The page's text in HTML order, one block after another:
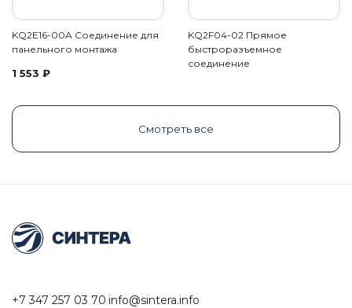
KQ2E16-00A Соединение для
панельного монтажа
1 553 ₽
KQ2F04-02 Прямое
быстроразъемное
соединение
Смотреть все
+7 347 257 03 70 info@sintera.info